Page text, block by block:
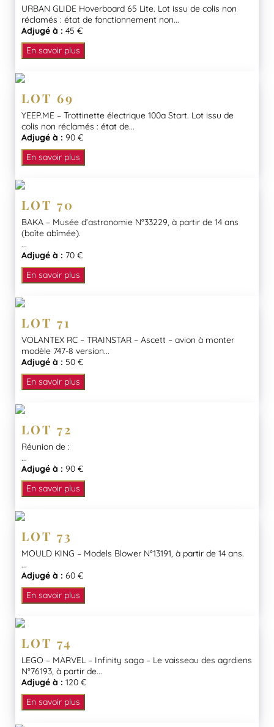
URBAN GLIDE Hoverboard 65 Lite. Lot issu de colis non
réclamés : état de fonctionnement non...
Adjugé à : 45 €
En savoir plus
LOT 69
YEEP.ME – Trottinette électrique 100a Start. Lot issu de
colis non réclamés : état de...
Adjugé à : 90 €
En savoir plus
LOT 70
BAKA – Musée d’astronomie N°33229, à partir de 14 ans
(boîte abîmée).
...
Adjugé à : 70 €
En savoir plus
LOT 71
VOLANTEX RC – TRAINSTAR – Ascett – avion à monter
modèle 747-8 version...
Adjugé à : 50 €
En savoir plus
LOT 72
Réunion de :
...
Adjugé à : 90 €
En savoir plus
LOT 73
MOULD KING – Models Blower N°13191, à partir de 14 ans.
...
Adjugé à : 60 €
En savoir plus
LOT 74
LEGO – MARVEL – Infinity saga – Le vaisseau des agrdiens
N°76193, à partir de...
Adjugé à : 120 €
En savoir plus